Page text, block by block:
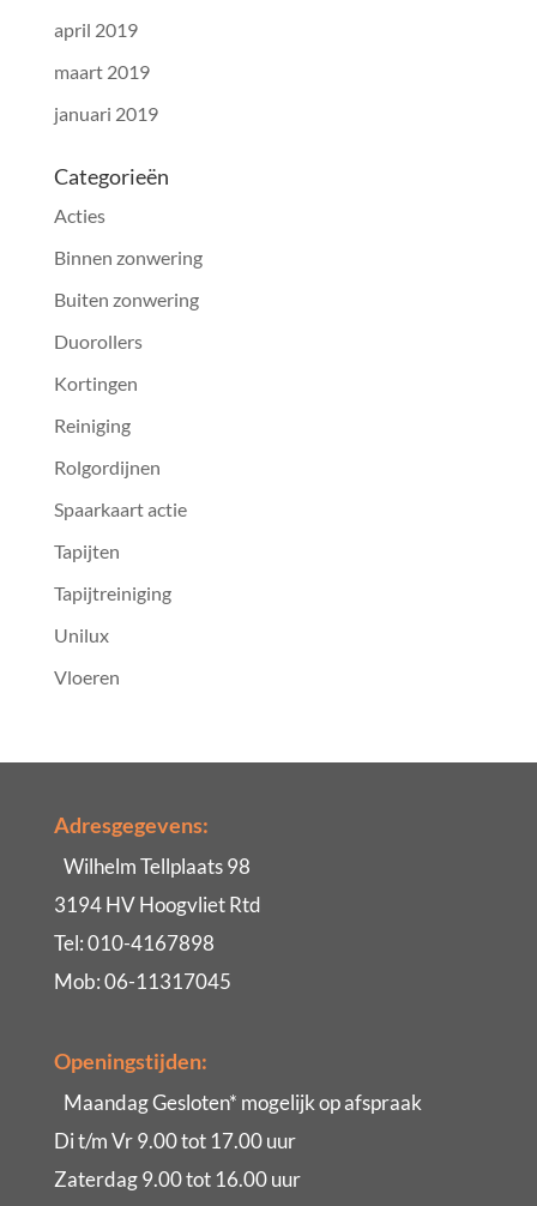
april 2019
maart 2019
januari 2019
Categorieën
Acties
Binnen zonwering
Buiten zonwering
Duorollers
Kortingen
Reiniging
Rolgordijnen
Spaarkaart actie
Tapijten
Tapijtreiniging
Unilux
Vloeren
Adresgegevens:
Wilhelm Tellplaats 98
3194 HV Hoogvliet Rtd
Tel: 010-4167898
Mob: 06-11317045
Openingstijden:
Maandag Gesloten* mogelijk op afspraak
Di t/m Vr 9.00 tot 17.00 uur
Zaterdag 9.00 tot 16.00 uur